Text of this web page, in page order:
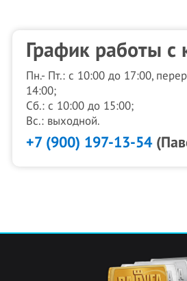
График работы с
Пн.- Пт.: с 10:00 до 17:00,
14:00;
Сб.: с 10:00 до 15:00;
Вс.: выходной.
+7 (900) 197-13-54